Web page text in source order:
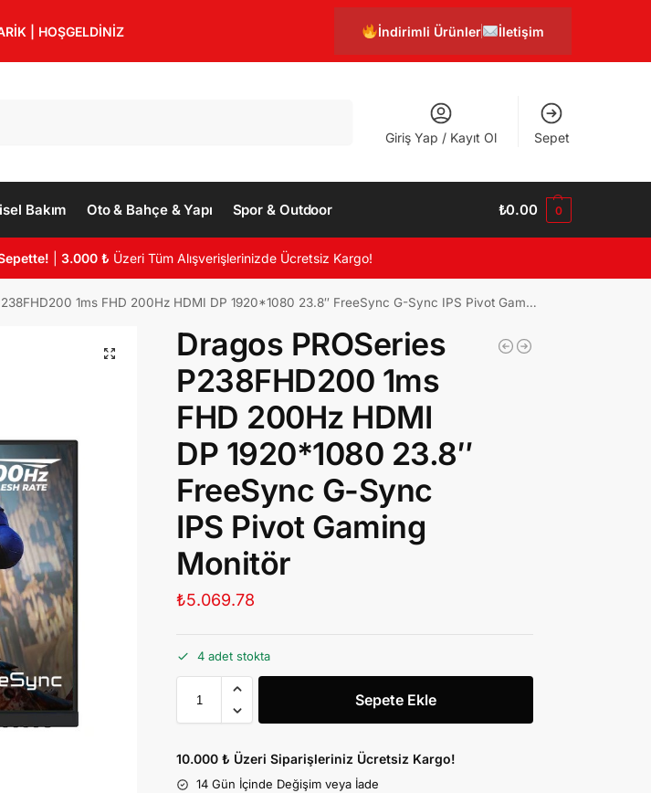
| HOŞGELDİNİZ İndirimli Ürünler İletişim
Giriş Yap / Kayıt Ol Sepet
Bakım Oto & Bahçe & Yapı Spor & Outdoor ₺0.00 0
|3.000 ₺ Üzeri Tüm Alışverişlerinizde Ücretsiz Kargo!
1ms FHD 200Hz HDMI DP 1920*1080 23.8″ FreeSync G-Sync IPS Pivot Gaming Monitör
Dragos PROSeries
P238FHD200 1ms
FHD 200Hz HDMI
DP 1920*1080 23.8″
FreeSync G-Sync
IPS Pivot Gaming
Monitör
₺5.069.78
4 adet stokta
Sepete Ekle
10.000 ₺ Üzeri Siparişleriniz Ücretsiz Kargo!
14 Gün İçinde Değişim veya İade